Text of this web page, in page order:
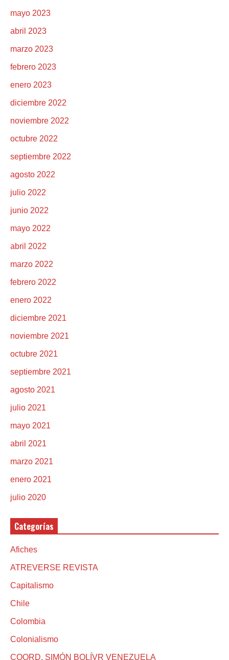
mayo 2023
abril 2023
marzo 2023
febrero 2023
enero 2023
diciembre 2022
noviembre 2022
octubre 2022
septiembre 2022
agosto 2022
julio 2022
junio 2022
mayo 2022
abril 2022
marzo 2022
febrero 2022
enero 2022
diciembre 2021
noviembre 2021
octubre 2021
septiembre 2021
agosto 2021
julio 2021
mayo 2021
abril 2021
marzo 2021
enero 2021
julio 2020
Categorías
Afiches
ATREVERSE REVISTA
Capitalismo
Chile
Colombia
Colonialismo
COORD. SIMÓN BOLÍVR VENEZUELA